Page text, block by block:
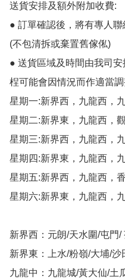
送貨安排及額外附加收費:
● 訂單確認後，將有專人聯
(不包清拆或棄置舊傢俬)
● 送貨區域及時間由我司
桯可能會因情況而作適當調
星期一:新界西，九龍西，
星期二:新界東，九龍西，
星期三:新界西，九龍西，
星期四:新界東，九龍西，
星期五:新界西，九龍西，
星期六:新界東，九龍西，
新界西：元朗/天水圍/屯門/
新界東：上水/粉嶺/大埔/沙
九龍中：九龍城/黃大仙/土